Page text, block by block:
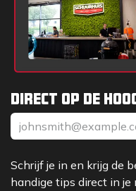
Direct op de
Schrijf je in en krijg de
handige tips direct in je